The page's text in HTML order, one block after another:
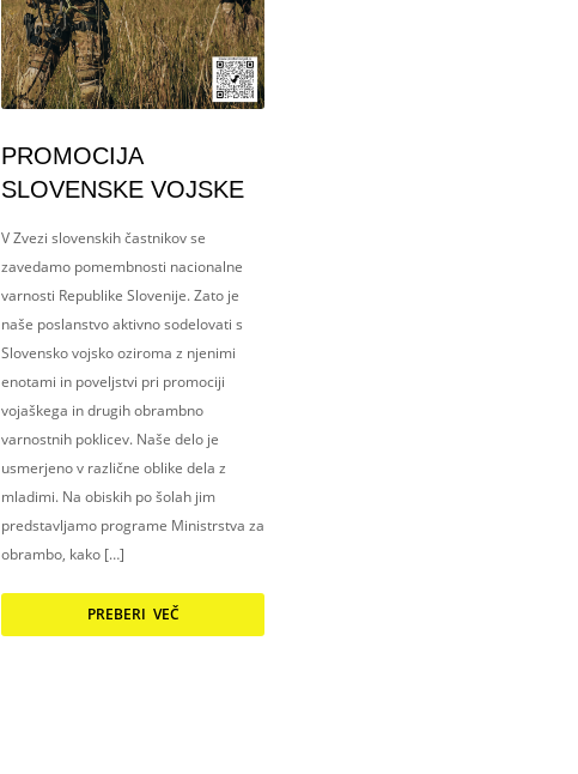
PROMOCIJA
SLOVENSKE VOJSKE
V Zvezi slovenskih častnikov se
zavedamo pomembnosti nacionalne
varnosti Republike Slovenije. Zato je
naše poslanstvo aktivno sodelovati s
Slovensko vojsko oziroma z njenimi
enotami in poveljstvi pri promociji
vojaškega in drugih obrambno
varnostnih poklicev. Naše delo je
usmerjeno v različne oblike dela z
mladimi. Na obiskih po šolah jim
predstavljamo programe Ministrstva za
obrambo, kako […]
PREBERI VEČ